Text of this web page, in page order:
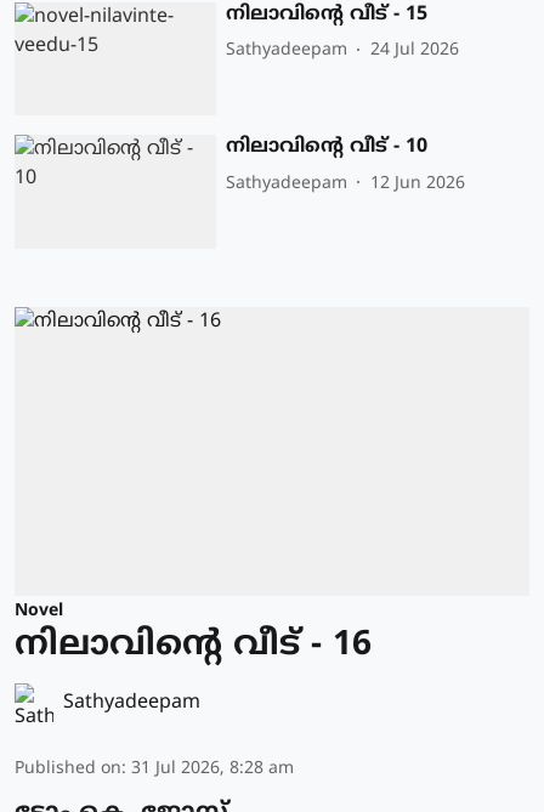
നിലാവിന്റെ വീട് - 15
Sathyadeepam 24 Jul 2026
നിലാവിന്റെ വീട് - 10
Sathyadeepam 12 Jun 2026
Novel
നിലാവിന്റെ വീട് - 16
Sathyadeepam
Published on: 31 Jul 2026, 8:28 am